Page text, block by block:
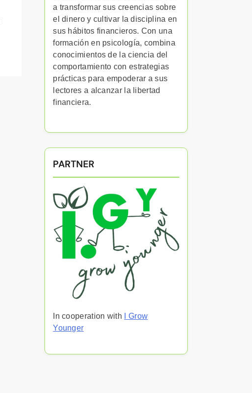
a transformar sus creencias sobre
el dinero y cultivar la disciplina en
sus hábitos financieros. Con una
formación en psicología, combina
conocimientos de la ciencia del
comportamiento con estrategias
prácticas para empoderar a sus
lectores a alcanzar la libertad
financiera.
PARTNER
In cooperation with
I Grow
Younger